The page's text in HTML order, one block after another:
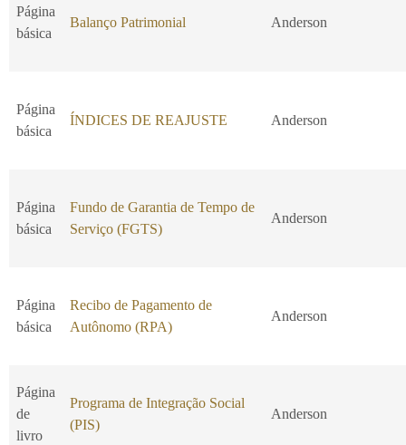
Página
básica
Balanço Patrimonial Anderson
Página
básica
ÍNDICES DE REAJUSTE Anderson
Página
básica
Fundo de Garantia de Tempo de
Serviço (FGTS)
Anderson
Página
básica
Recibo de Pagamento de
Autônomo (RPA)
Anderson
Página
de
livro
Programa de Integração Social
(PIS)
Anderson